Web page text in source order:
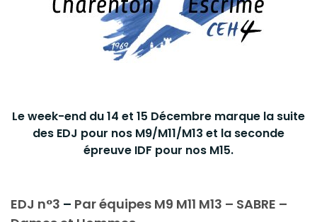
Le week-end du 14 et 15 Décembre marque la suite
des EDJ pour nos M9/M11/M13 et la seconde
épreuve IDF pour nos M15.
EDJ n°3 – Par équipes M9 M11 M13 – SABRE –